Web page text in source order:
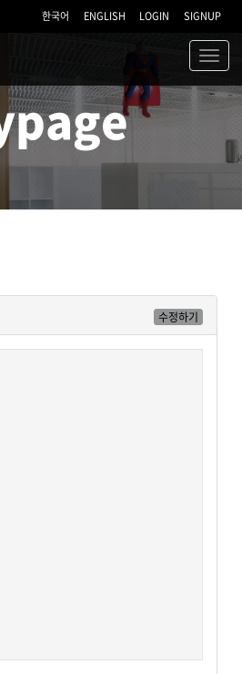
한국어 ENGLISH LOGIN SIGNUP
수정하기